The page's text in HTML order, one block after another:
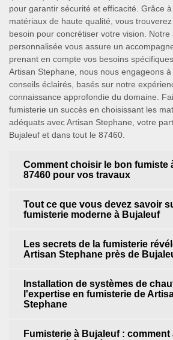
pour garantir sécurité et efficacité. Grâce
matériaux de haute qualité, vous
besoin pour concrétiser votre vision. Notre
personnalisée vous assure un
prenant en compte vos besoins
Artisan Stephane, nous nous engageons
conseils éclairés, basés sur notre
connaissance approfondie du domaine.
fumisterie un succès en choisissant les
adéquats avec Artisan Stephane, votre
Bujaleuf et dans tout le 87460.
Comment choisir le bon fumiste
87460 pour vos travaux
Tout ce que vous devez savoir
fumisterie moderne à Bujaleuf
Les secrets de la fumisterie
Artisan Stephane près de
Installation de systèmes de
l'expertise en fumisterie de
Stephane
Fumisterie à Bujaleuf : comment